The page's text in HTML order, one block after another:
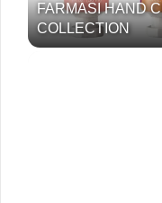
FARMASI HAND
COLLECTION